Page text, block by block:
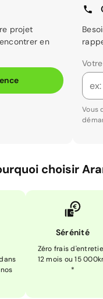
projet
en
Vous
choisir
Sérénité
Zéro frais
12 mois ou 15
*